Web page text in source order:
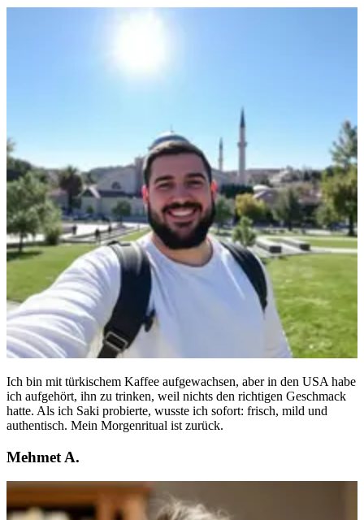
Ich bin mit türkischem Kaffee aufgewachsen, aber in den USA habe
ich aufgehört, ihn zu trinken, weil nichts den richtigen Geschmack
hatte. Als ich Saki probierte, wusste ich sofort: frisch, mild und
authentisch. Mein Morgenritual ist zurück.
Mehmet A.